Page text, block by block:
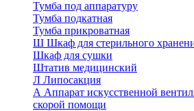
Тумба под аппаратуру
Тумба подкатная
Тумба прикроватная
Ш Шкаф для стерильного
Шкаф для сушки
Штатив медицинский
Л Липосакция
А Аппарат искусственной
скорой помощи